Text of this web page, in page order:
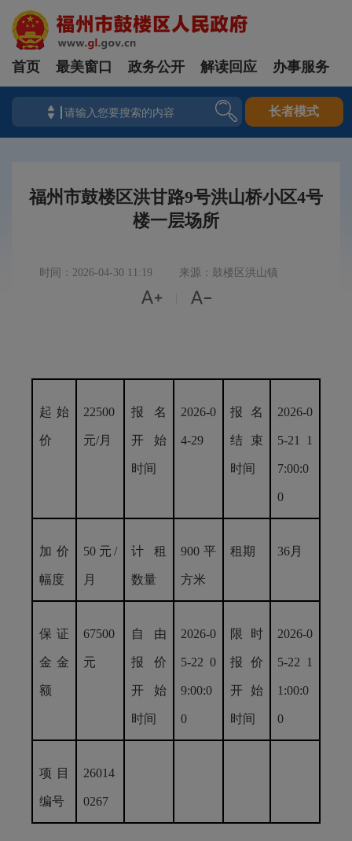
首页 最美窗口 政务公开 解读回应 办事服务
长者模式
福州市鼓楼区洪甘路9号洪山桥小区4号
楼一层场所
时间：2026-04-30 11:19 来源：鼓楼区洪山镇
 
起始
价
22500
元/月
报名
开始
时间
2026-0
4-29
报名
结束
时间
2026-0
5-21 1
7:00:0
0
加价
幅度
50元/
月
计租
数量
900平
方米
租期 36月
保证
金金
额
67500
元
自由
报价
开始
时间
2026-0
5-22 0
9:00:0
0
限时
报价
开始
时间
2026-0
5-22 1
1:00:0
0
项目
编号
26014
0267